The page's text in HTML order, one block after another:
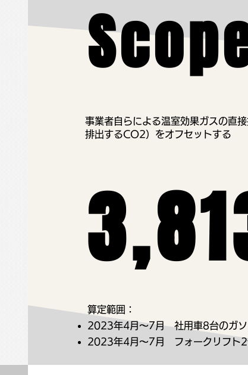
事業者自らによる温室効果ガスの直
排出するCO2）をオフセットする
算定範囲：
2023年4月～7月 社用車8台のガソ
2023年4月～7月 フォークリフト2